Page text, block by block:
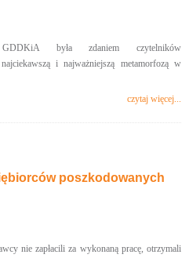
była zdaniem czytelników
i najważniejszą metamorfozą w
czytaj więcej...
poszkodowanych
nie zapłacili za wykonaną pracę, otrzymali